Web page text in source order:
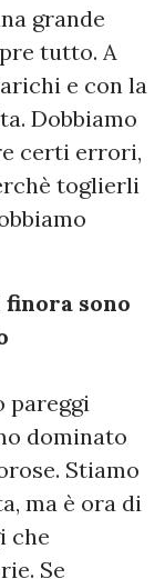
grande
tutto. A
e con la
Dobbiamo
certi errori,
toglierli
sono
pareggi
dominato
Stiamo
ma è ora di
che
Se